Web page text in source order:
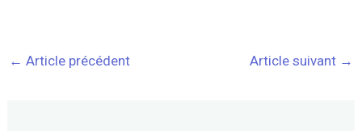
← Article précédent Article suivant →